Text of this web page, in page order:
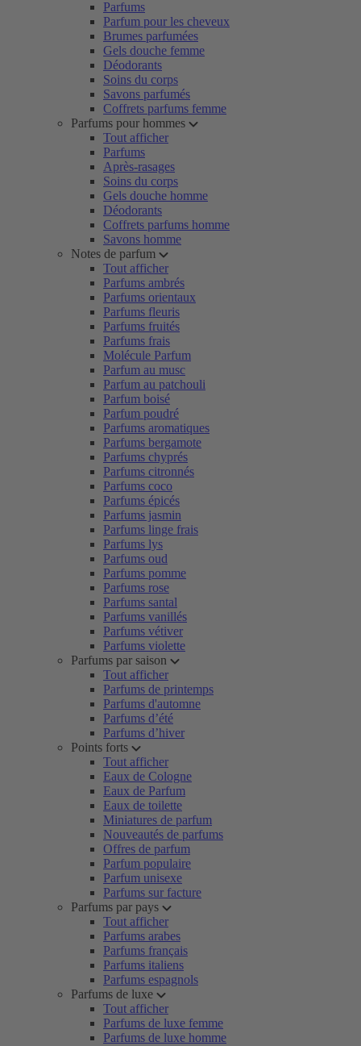
Parfums
Parfum pour les cheveux
Brumes parfumées
Gels douche femme
Déodorants
Soins du corps
Savons parfumés
Coffrets parfums femme
Parfums pour hommes
Tout afficher
Parfums
Après-rasages
Soins du corps
Gels douche homme
Déodorants
Coffrets parfums homme
Savons homme
Notes de parfum
Tout afficher
Parfums ambrés
Parfums orientaux
Parfums fleuris
Parfums fruités
Parfums frais
Molécule Parfum
Parfum au musc
Parfum au patchouli
Parfum boisé
Parfum poudré
Parfums aromatiques
Parfums bergamote
Parfums chyprés
Parfums citronnés
Parfums coco
Parfums épicés
Parfums jasmin
Parfums linge frais
Parfums lys
Parfums oud
Parfums pomme
Parfums rose
Parfums santal
Parfums vanillés
Parfums vétiver
Parfums violette
Parfums par saison
Tout afficher
Parfums de printemps
Parfums d'automne
Parfums d’été
Parfums d’hiver
Points forts
Tout afficher
Eaux de Cologne
Eaux de Parfum
Eaux de toilette
Miniatures de parfum
Nouveautés de parfums
Offres de parfum
Parfum populaire
Parfum unisexe
Parfums sur facture
Parfums par pays
Tout afficher
Parfums arabes
Parfums français
Parfums italiens
Parfums espagnols
Parfums de luxe
Tout afficher
Parfums de luxe femme
Parfums de luxe homme